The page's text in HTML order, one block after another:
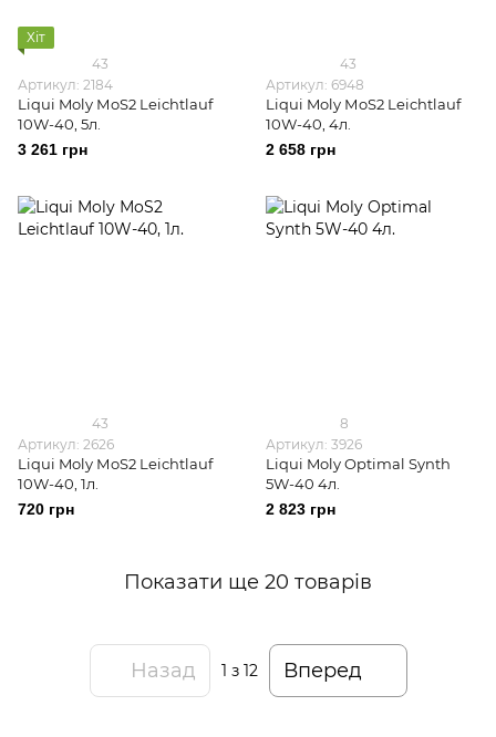
Хіт
43
Артикул: 2184
Liqui Moly МoS2 Leichtlauf
10W-40, 5л.
3 261 грн
43
Артикул: 6948
Liqui Moly МoS2 Leichtlauf
10W-40, 4л.
2 658 грн
43
Артикул: 2626
Liqui Moly МoS2 Leichtlauf
10W-40, 1л.
720 грн
8
Артикул: 3926
Liqui Moly Optimal Synth
5W-40 4л.
2 823 грн
Показати ще 20 товарів
Назад 1 з 12 Вперед